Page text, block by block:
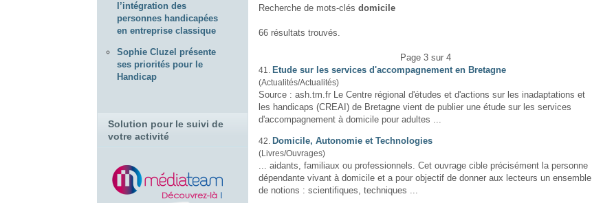
Recherche de mots-clés domicile
66 résultats trouvés.
Page 3 sur 4
41. Etude sur les services d'accompagnement en Bretagne
(Actualités/Actualités)
Source : ash.tm.fr Le Centre régional d'études et d'actions sur les inadaptations et
les handicaps (CREAI) de Bretagne vient de publier une étude sur les services
d'accompagnement à domicile pour adultes ...
42. Domicile, Autonomie et Technologies
(Livres/Ouvrages)
... aidants, familiaux ou professionnels. Cet ouvrage cible précisément la personne
dépendante vivant à domicile et a pour objectif de donner aux lecteurs un ensemble
de notions : scientifiques, techniques ...
l’intégration des
personnes handicapées
en entreprise classique
Sophie Cluzel présente
ses priorités pour le
Handicap
Solution pour le suivi de
votre activité